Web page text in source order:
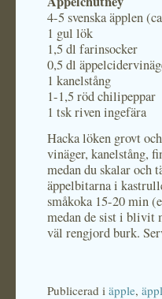
4-5 svenska äpplen
1 gul lök
1,5 dl farinsocker
0,5 dl
1 kanelstång
1-1,5 röd chilipeppar
1 tsk riven ingefära
Hacka löken grovt
vinäger, kanelstång,
medan du skalar och
äppelbitarna i
småkoka 15-20 min
medan de sist i blivit
väl rengjord burk.
Publicerad i äpple,